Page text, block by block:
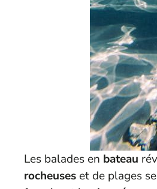
Les balades en bateau
rocheuses et de plages